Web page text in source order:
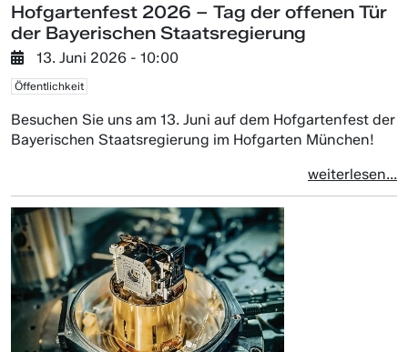
Hofgartenfest 2026 – Tag der offenen Tür
der Bayerischen Staatsregierung
13. Juni 2026 - 10:00
Öffentlichkeit
Besuchen Sie uns am 13. Juni auf dem Hofgartenfest der
Bayerischen Staatsregierung im Hofgarten München!
weiterlesen...